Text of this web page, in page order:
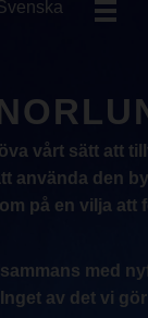
vårt sätt att
använda den
på en vilja att
med
av det vi